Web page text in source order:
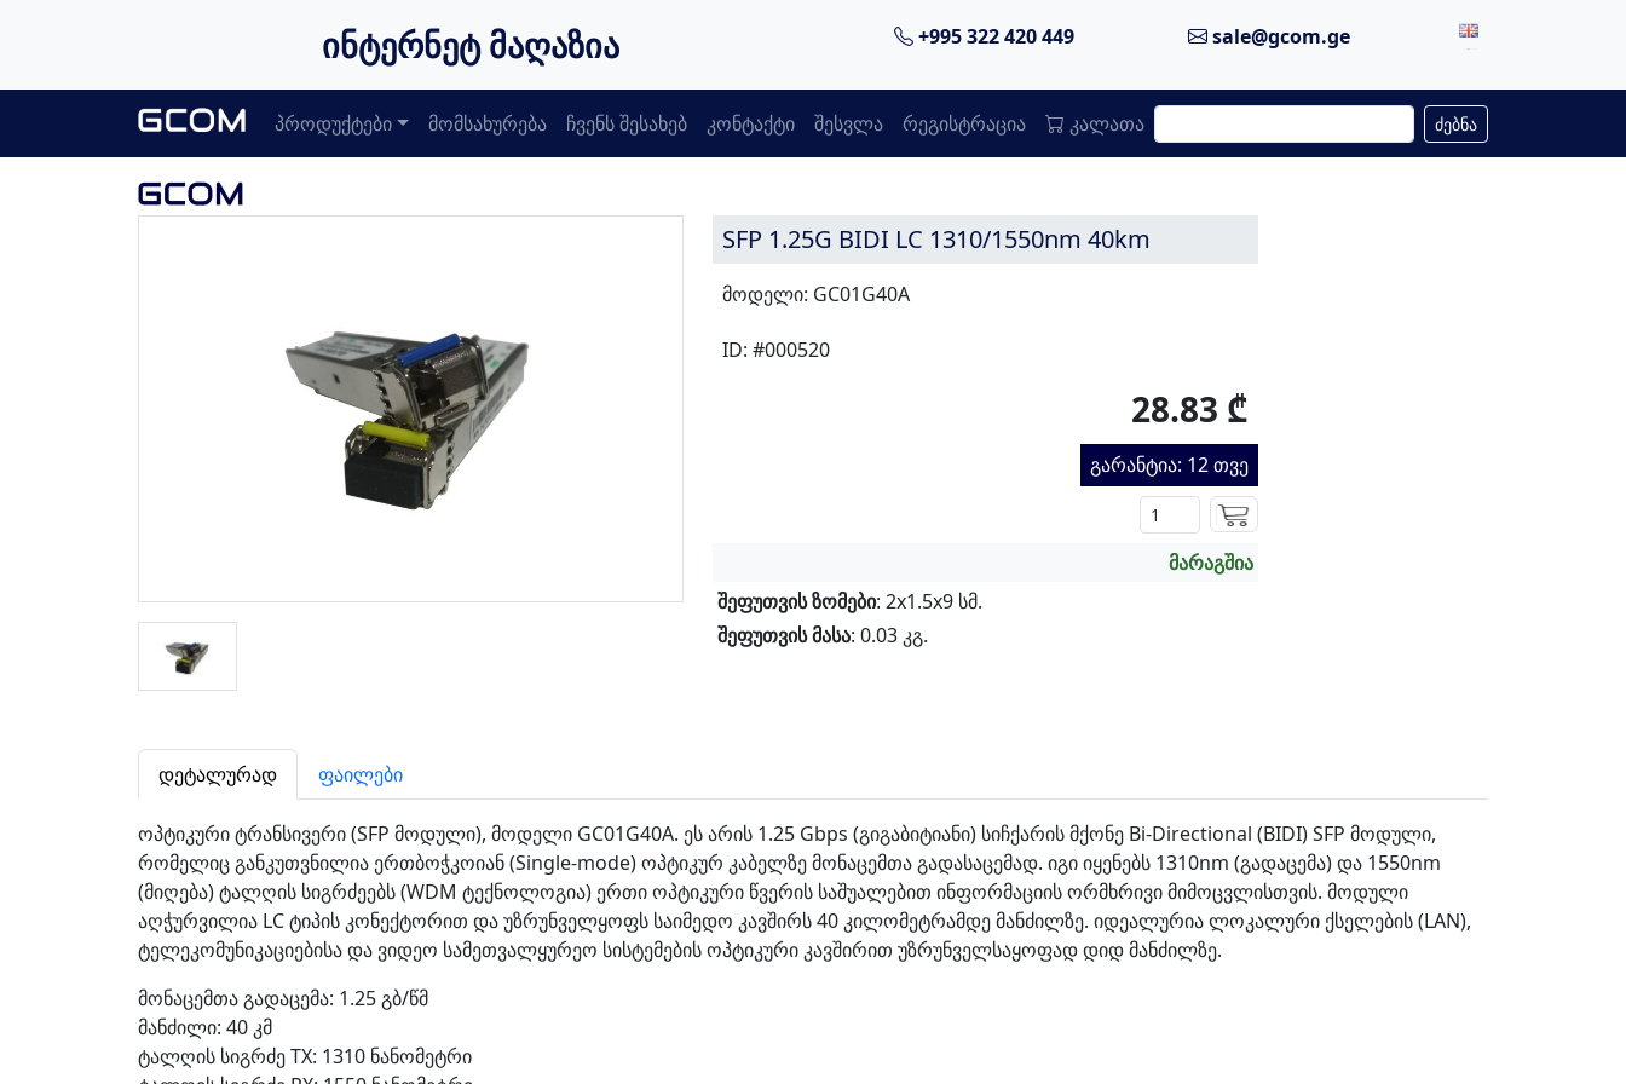
ინტერნეტ მაღაზია +995 322 420 449 sale@gcom.ge
პროდუქტები მომსახურება ჩვენს შესახებ კონტაქტი შესვლა რეგისტრაცია კალათა ძებნა
SFP 1.25G BIDI LC 1310/1550nm 40km
მოდელი: GC01G40A
ID: #000520
28.83 ₾
გარანტია: 12 თვე
მარაგშია
შეფუთვის ზომები: 2x1.5x9 სმ.
შეფუთვის მასა: 0.03 კგ.
დეტალურად ფაილები
ოპტიკური ტრანსივერი (SFP მოდული), მოდელი GC01G40A. ეს არის 1.25 Gbps (გიგაბიტიანი) სიჩქარის მქონე Bi-Directional (BIDI) SFP მოდული,
რომელიც განკუთვნილია ერთბოჭკოიან (Single-mode) ოპტიკურ კაბელზე მონაცემთა გადასაცემად. იგი იყენებს 1310nm (გადაცემა) და 1550nm
(მიღება) ტალღის სიგრძეებს (WDM ტექნოლოგია) ერთი ოპტიკური წვერის საშუალებით ინფორმაციის ორმხრივი მიმოცვლისთვის. მოდული
აღჭურვილია LC ტიპის კონექტორით და უზრუნველყოფს საიმედო კავშირს 40 კილომეტრამდე მანძილზე. იდეალურია ლოკალური ქსელების (LAN),
ტელეკომუნიკაციებისა და ვიდეო სამეთვალყურეო სისტემების ოპტიკური კავშირით უზრუნველსაყოფად დიდ მანძილზე.
მონაცემთა გადაცემა: 1.25 გბ/წმ
მანძილი: 40 კმ
ტალღის სიგრძე TX: 1310 ნანომეტრი